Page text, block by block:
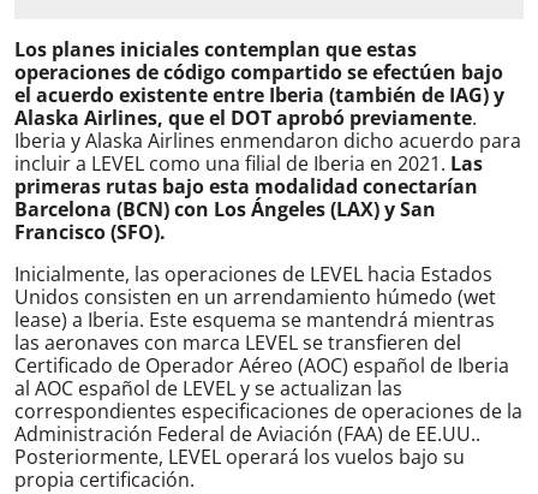
Los planes iniciales contemplan que estas
operaciones de código compartido se efectúen bajo
el acuerdo existente entre Iberia (también de IAG) y
Alaska Airlines, que el DOT aprobó previamente.
Iberia y Alaska Airlines enmendaron dicho acuerdo para
incluir a LEVEL como una filial de Iberia en 2021. Las
primeras rutas bajo esta modalidad conectarían
Barcelona (BCN) con Los Ángeles (LAX) y San
Francisco (SFO).
Inicialmente, las operaciones de LEVEL hacia Estados
Unidos consisten en un arrendamiento húmedo (wet
lease) a Iberia. Este esquema se mantendrá mientras
las aeronaves con marca LEVEL se transfieren del
Certificado de Operador Aéreo (AOC) español de Iberia
al AOC español de LEVEL y se actualizan las
correspondientes especificaciones de operaciones de la
Administración Federal de Aviación (FAA) de EE.UU..
Posteriormente, LEVEL operará los vuelos bajo su
propia certificación.